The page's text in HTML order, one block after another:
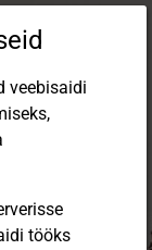
veebisaidi
tööks